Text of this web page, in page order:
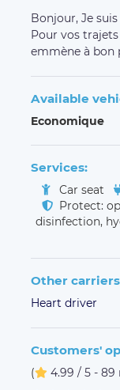
Bonjour, Je
Pour vos
emmène à bon
Available
Economique
Services:
Car seat
Protect:
disinfection,
Other
Heart driver
Customers'
( 4.99 / 5 - 89